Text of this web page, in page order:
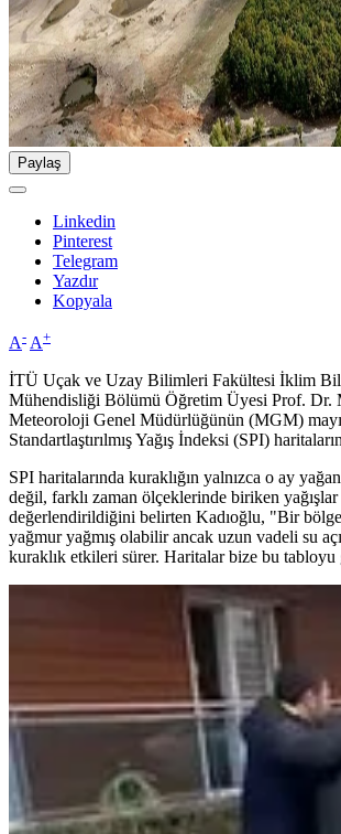
Paylaş
Linkedin
Pinterest
Telegram
Yazdır
Kopyala
A- A+
İTÜ Uçak ve Uzay Bilimleri Fakültesi İklim
Mühendisliği Bölümü Öğretim Üyesi Prof. Dr.
Meteoroloji Genel Müdürlüğünün (MGM)
Standartlaştırılmış Yağış İndeksi (SPI)
SPI haritalarında kuraklığın yalnızca o ay
değil, farklı zaman ölçeklerinde biriken
değerlendirildiğini belirten Kadıoğlu, "Bir
yağmur yağmış olabilir ancak uzun vadeli su
kuraklık etkileri sürer. Haritalar bize bu